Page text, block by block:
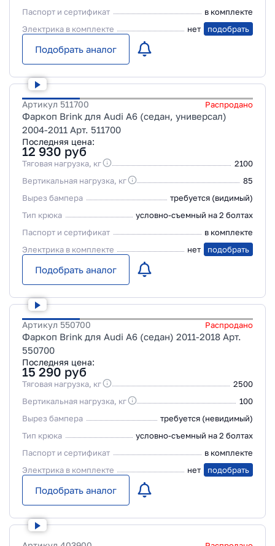
Паспорт и сертификат
в комплекте
Электрика в комплекте
нет подобрать
Подобрать аналог
Артикул 511700 Распродано
Фаркоп Brink для Audi A6 (седан, универсал)
2004-2011 Арт. 511700
Последняя цена:
12 930 руб
Тяговая нагрузка, кг
2100
Вертикальная нагрузка, кг
85
Вырез бампера
требуется (видимый)
Тип крюка
условно-съемный на 2 болтах
Паспорт и сертификат
в комплекте
Электрика в комплекте
нет подобрать
Подобрать аналог
Артикул 550700 Распродано
Фаркоп Brink для Audi A6 (седан) 2011-2018 Арт.
550700
Последняя цена:
15 290 руб
Тяговая нагрузка, кг
2500
Вертикальная нагрузка, кг
100
Вырез бампера
требуется (невидимый)
Тип крюка
условно-съемный на 2 болтах
Паспорт и сертификат
в комплекте
Электрика в комплекте
нет подобрать
Подобрать аналог